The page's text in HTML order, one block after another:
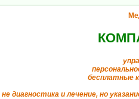
бесплатные
не диагностика и лечение, но